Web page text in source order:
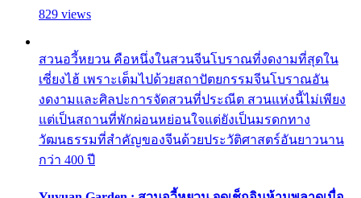
829 views
สวนอวี้หยวน คือหนึ่งในสวนจีนโบราณที่งดงามที่สุดใน
เซี่ยงไฮ้ เพราะเต็มไปด้วยสถาปัตยกรรมจีนโบราณอัน
งดงามและศิลปะการจัดสวนที่ประณีต สวนแห่งนี้ไม่เพียง
แต่เป็นสถานที่พักผ่อนหย่อนใจแต่ยังเป็นมรดกทาง
วัฒนธรรมที่สำคัญของจีนด้วยประวัติศาสตร์อันยาวนาน
กว่า 400 ปี